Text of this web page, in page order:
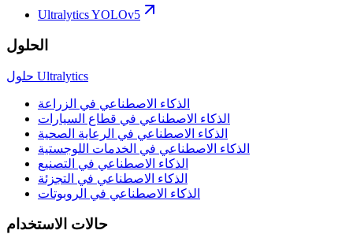
Ultralytics YOLOv5
الحلول
حلول Ultralytics
الذكاء الاصطناعي في الزراعة
الذكاء الاصطناعي في قطاع السيارات
الذكاء الاصطناعي في الرعاية الصحية
الذكاء الاصطناعي في الخدمات اللوجستية
الذكاء الاصطناعي في التصنيع
الذكاء الاصطناعي في التجزئة
الذكاء الاصطناعي في الروبوتات
حالات الاستخدام